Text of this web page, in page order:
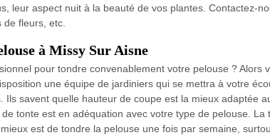
leur aspect nuit à la beauté de vos plantes. Contactez-
de fleurs, etc.
à Missy Sur Aisne
pour tondre convenablement votre pelouse ? Alors
une équipe de jardiniers qui se mettra à votre
Ils savent quelle hauteur de coupe est la mieux adaptée
tonte est en adéquation avec votre type de pelouse. La
est de tondre la pelouse une fois par semaine,